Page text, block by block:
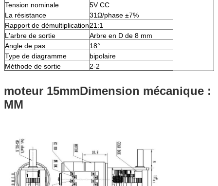
Tension nominale
5V CC
La résistance
31Ω/phase ±7%
Rapport de démultiplication21:1
L'arbre de sortie
Arbre en D de 8 mm
Angle de pas
18°
Type de diagramme
bipolaire
Méthode de sortie
2-2
moteur 15mmDimension mécanique :
MM